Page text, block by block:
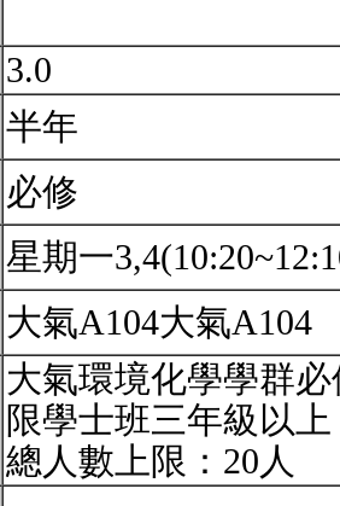
3.0
半年
必修
星期一
大氣A104大氣A104
大氣環境化學學群
限學士班三年級以上
總人數上限：20人